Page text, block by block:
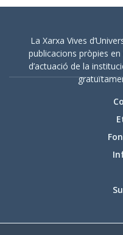
La Xarxa Vives
publicacions pròpies
d’actuació de la